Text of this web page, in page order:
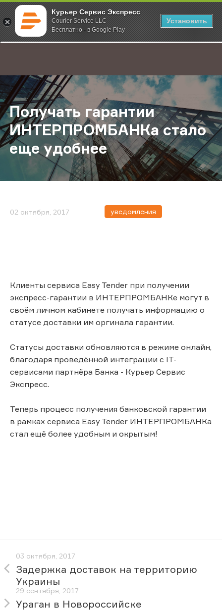
Курьер Сервис Экспресс
Courier Service LLC
Бесплатно - в Google Play
Установить
;
Главная О компании Новости Получать гарантии
Получать гарантии
ИНТЕРПРОМБАНКа стало
еще удобнее
02 октября, 2017 уведомления
Клиенты сервиса Easy Tender при получении
экспресс-гарантии в ИНТЕРПРОМБАНКе могут в
своём личном кабинете получать информацию о
статусе доставки им оргинала гарантии.
Статусы доставки обновляются в режиме онлайн,
благодаря проведённой интеграции с IT-
сервисами партнёра Банка - Курьер Сервис
Экспресс.
Теперь процесс получения банковской гарантии
в рамках сервиса Easy Tender ИНТЕРПРОМБАНКа
стал ещё более удобным и окрытым!
03 октября, 2017
Задержка доставок на территорию
Украины
29 сентября, 2017
Ураган в Новороссийске